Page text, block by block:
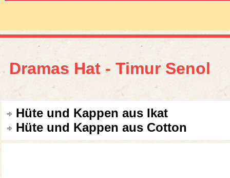
Dramas Hat - Timur Senol
Hüte und Kappen aus Ikat
Hüte und Kappen aus Cotton